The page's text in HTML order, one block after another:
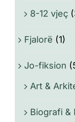
8-12 vjeç
Fjalorë (1)
Jo-fiksion
Art &
Biografi &